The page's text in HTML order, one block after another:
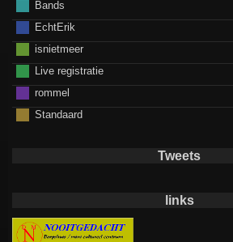
Bands
EchtErik
isnietmeer
Live registratie
rommel
Standaard
Tweets
links